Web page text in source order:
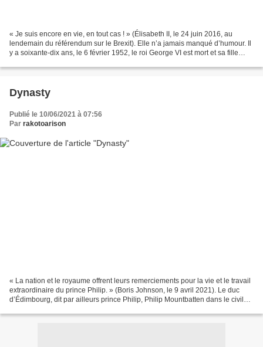
« Je suis encore en vie, en tout cas ! » (Élisabeth II, le 24 juin 2016, au
lendemain du référendum sur le Brexit). Elle n’a jamais manqué d’humour. Il
y a soixante-dix ans, le 6 février 1952, le roi George VI est mort et sa fille
Dynasty
Publié le 10/06/2021 à 07:56
Par rakotoarison
« La nation et le royaume offrent leurs remerciements pour la vie et le travail
extraordinaire du prince Philip. » (Boris Johnson, le 9 avril 2021). Le duc
d’Édimbourg, dit par ailleurs prince Philip, Philip Mountbatten dans le civil